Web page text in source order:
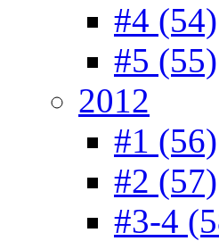
#4 (54)
#5 (55)
2012
#1 (56)
#2 (57)
#3-4